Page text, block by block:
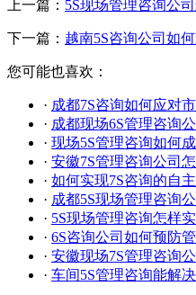
上一篇： 5S现场管理咨询公
下一篇： 越南5S咨询公司如
您可能也喜欢：
· 成都7S咨询如何应对
· 成都现场6S管理咨询
· 现场5S管理咨询如何
· 安徽7S管理咨询公司
· 如何实现7S咨询的自
· 成都5S现场管理咨询
· 5S现场管理咨询怎样
· 6S咨询公司如何预防
· 安徽现场7S管理咨询
· 车间5S管理咨询能解